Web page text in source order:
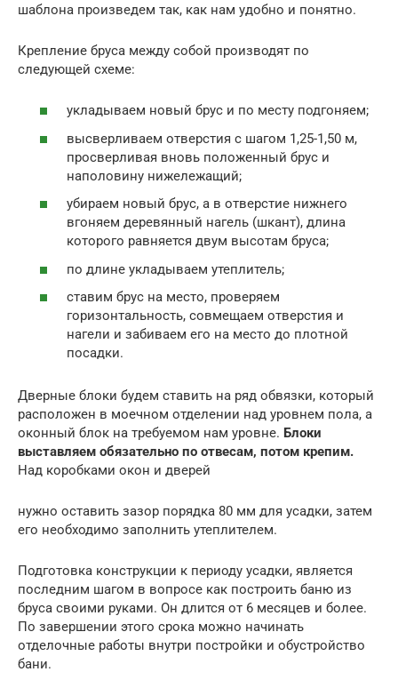
шаблона произведем так, как нам удобно и понятно.
Крепление бруса между собой производят по
следующей схеме:
укладываем новый брус и по месту подгоняем;
высверливаем отверстия с шагом 1,25-1,50 м,
просверливая вновь положенный брус и
наполовину нижележащий;
убираем новый брус, а в отверстие нижнего
вгоняем деревянный нагель (шкант), длина
которого равняется двум высотам бруса;
по длине укладываем утеплитель;
ставим брус на место, проверяем
горизонтальность, совмещаем отверстия и
нагели и забиваем его на место до плотной
посадки.
Дверные блоки будем ставить на ряд обвязки, который
расположен в моечном отделении над уровнем пола, а
оконный блок на требуемом нам уровне. Блоки
выставляем обязательно по отвесам, потом крепим.
Над коробками окон и дверей
нужно оставить зазор порядка 80 мм для усадки, затем
его необходимо заполнить утеплителем.
Подготовка конструкции к периоду усадки, является
последним шагом в вопросе как построить баню из
бруса своими руками. Он длится от 6 месяцев и более.
По завершении этого срока можно начинать
отделочные работы внутри постройки и обустройство
бани.